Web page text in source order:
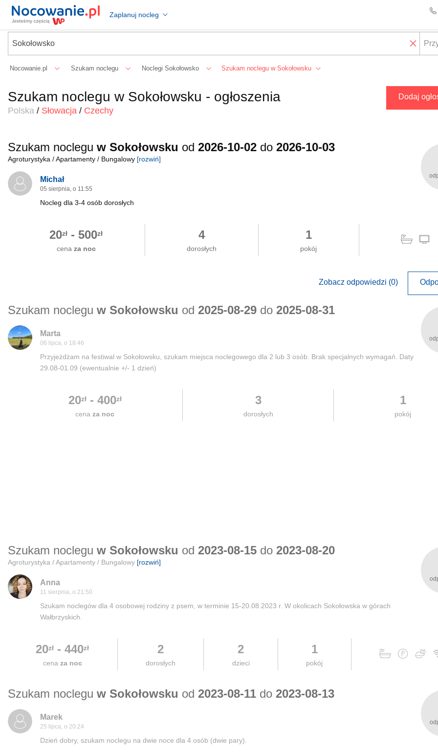
Zaplanuj nocleg
Nocowanie.pl Szukam noclegu Noclegi Sokołowsko Szukam noclegu w Sokołowsku
Szukam noclegu w Sokołowsku - ogłoszenia
Polska / Słowacja / Czechy
Dodaj
Szukam noclegu w Sokołowsku od 2026-10-02 do 2026-10-03
Agroturystyka / Apartamenty / Bungalowy [rozwiń]
Michał
05 sierpnia, o 11:55
Nocleg dla 3-4 osób dorosłych
20zł - 500zł
cena za noc
4
dorosłych
1
pokój
Zobacz odpowiedzi (0)
Szukam noclegu w Sokołowsku od 2025-08-29 do 2025-08-31
Marta
06 lipca, o 18:46
Przyjeżdżam na festiwal w Sokołowsku, szukam miejsca noclegowego dla 2 lub 3 osób. Brak specjalnych wymagań. Daty
29.08-01.09 (ewentualnie +/- 1 dzień)
20zł- 400zł
cenaza noc
3
dorosłych
1
pokój
Szukam noclegu w Sokołowsku od 2023-08-15 do 2023-08-20
Agroturystyka / Apartamenty / Bungalowy [rozwiń]
Anna
11 sierpnia, o 21:50
Szukam noclegów dla 4 osobowej rodziny z psem, w terminie 15-20.08.2023 r. W okolicach Sokołowska w górach
Wałbrzyskich.
20zł -440zł
cena za noc
2
dorosłych
2
dzieci
1
pokój
Szukam noclegu w Sokołowsku od 2023-08-11 do 2023-08-13
Marek
25 lipca, o 20:24
Dzień dobry, szukam noclegu na dwie noce dla 4 osób (dwie pary).